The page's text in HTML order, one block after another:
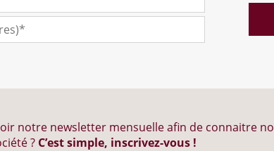
notre newsletter mensuelle afin de connaitre
? C’est simple, inscrivez-vous !